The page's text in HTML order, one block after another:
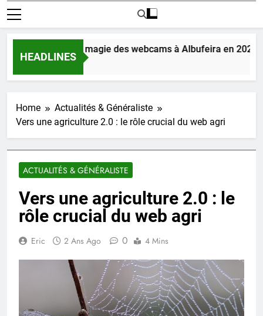
HEADLINES
Découvrez la magie des webcams à Albufeira en 2025
2 Jours Ago
Home
Actualités & Généraliste
Vers une agriculture 2.0 : le rôle crucial du web agri
ACTUALITÉS & GÉNÉRALISTE
Vers une agriculture 2.0 : le
rôle crucial du web agri
Eric 2 Ans Ago 0 4 Mins